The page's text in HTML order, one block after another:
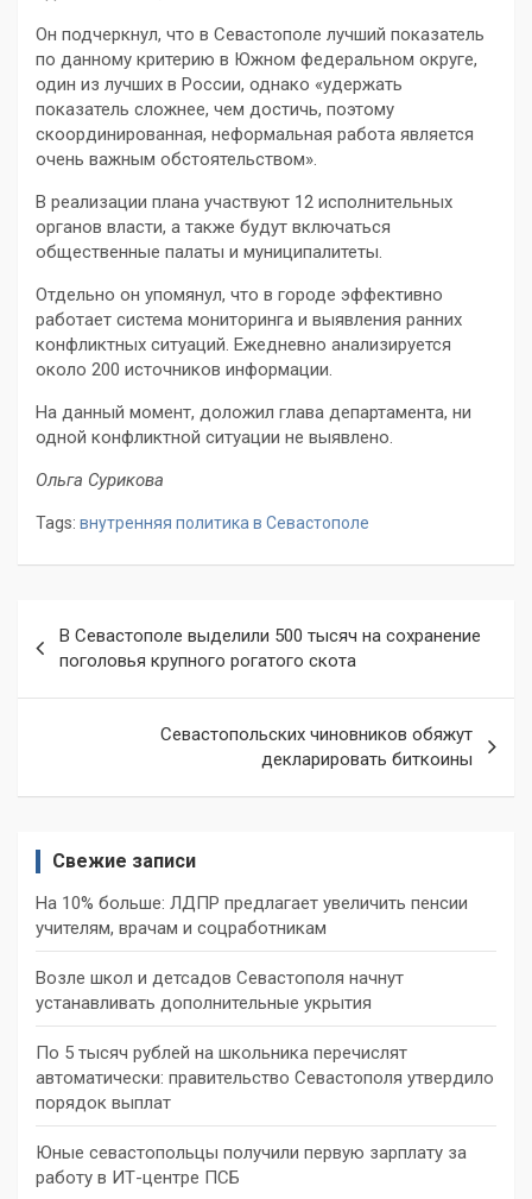
Он подчеркнул, что в Севастополе лучший показатель
по данному критерию в Южном федеральном округе,
один из лучших в России, однако «удержать
показатель сложнее, чем достичь, поэтому
скоординированная, неформальная работа является
очень важным обстоятельством».
В реализации плана участвуют 12 исполнительных
органов власти, а также будут включаться
общественные палаты и муниципалитеты.
Отдельно он упомянул, что в городе эффективно
работает система мониторинга и выявления ранних
конфликтных ситуаций. Ежедневно анализируется
около 200 источников информации.
На данный момент, доложил глава департамента, ни
одной конфликтной ситуации не выявлено.
Ольга Сурикова
Tags: внутренняя политика в Севастополе
по
записям
В Севастополе выделили 500 тысяч на сохранение
поголовья крупного рогатого скота
Севастопольских чиновников обяжут
декларировать биткоины
Свежие записи
На 10% больше: ЛДПР предлагает увеличить пенсии
учителям, врачам и соцработникам
Возле школ и детсадов Севастополя начнут
устанавливать дополнительные укрытия
По 5 тысяч рублей на школьника перечислят
автоматически: правительство Севастополя утвердило
порядок выплат
Юные севастопольцы получили первую зарплату за
работу в ИТ-центре ПСБ